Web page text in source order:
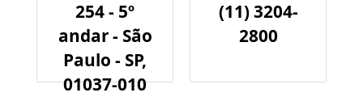
254 - 5º
andar - São
Paulo - SP,
01037-010
(11) 3204-
2800